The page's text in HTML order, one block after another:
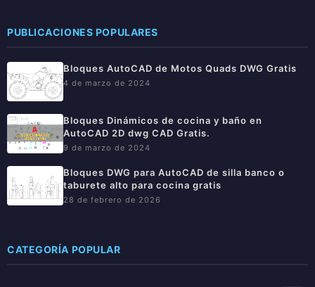
PUBLICACIONES POPULARES
Bloques AutoCAD de Motos Quads DWG Gratis
4 de marzo de 2024
Bloques Dinámicos de cocina y baño en
AutoCAD 2D dwg CAD Gratis.
9 de marzo de 2024
Bloques DWG para AutoCAD de silla banco o
taburete alto para cocina gratis
28 de febrero de 2026
CATEGORÍA POPULAR